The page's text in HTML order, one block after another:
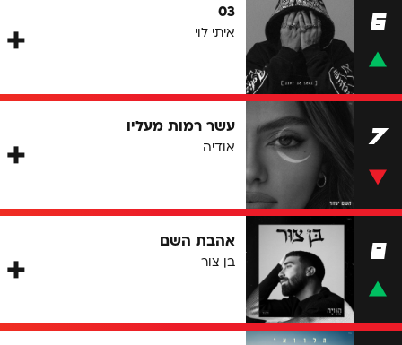
6
03
איתי לוי
7 עשר רמות מעליו
אודיה
8 אהבת השם
בן צור